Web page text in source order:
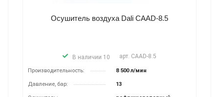
Осушитель воздуха Dali CAAD-8.5
В наличии 10 арт. CAAD-8.5
Производитель­ность: 8 500 л/мин
Давление, бар: 13